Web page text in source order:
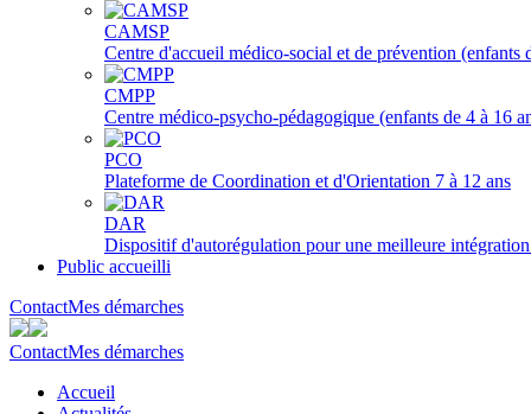
CAMSP
Centre d'accueil médico-social et de prévention (enfants
CMPP
Centre médico-psycho-pédagogique (enfants de 4 à 16
PCO
Plateforme de Coordination et d'Orientation 7 à 12 ans
DAR
Dispositif d'autorégulation pour une meilleure
Public accueilli
ContactMes démarches
ContactMes démarches
Accueil